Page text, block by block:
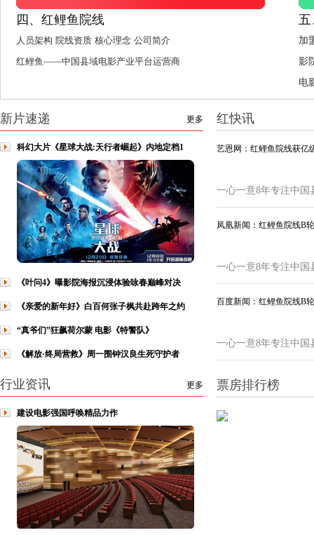
四、红鲤鱼院线
人员架构 院线资质 核心理念 公司简介
红鲤鱼——中国县域电影产业平台运营商
五
加
影
电
更多
新片速递
科幻大片《星球大战:天行者崛起》内地定档1
《叶问4》曝影院海报沉浸体验咏春巅峰对决
《亲爱的新年好》白百何张子枫共赴跨年之约
“真爷们”狂飙荷尔蒙 电影《特警队》
《解放·终局营救》周一围钟汉良生死守护者
更多
行业资讯
建设电影强国呼唤精品力作
红快讯
艺恩网：红鲤鱼院线获亿
一心一意8年专注中国
凤凰新闻：红鲤鱼院线B
一心一意8年专注中国
百度新闻：红鲤鱼院线B
一心一意8年专注中国
票房排行榜